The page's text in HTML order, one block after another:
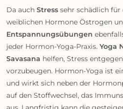
Da auchStress sehr schädlich
weiblichen Hormone Östrogen
Entspannungsübungen
jeder Hormon-Yoga-Praxis.Yoga
Savasana helfen, Stress
vorzubeugen. Hormon-Yoga ist
und wirkt sich neben der
auf den Stoffwechsel, das